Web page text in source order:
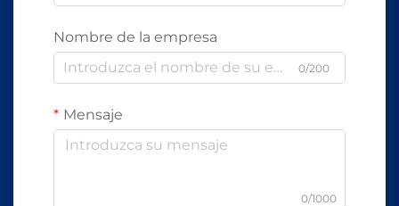
Nombre de la empresa
0/200
Mensaje
0/1000